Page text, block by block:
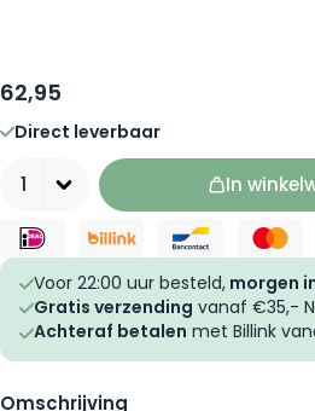
62,95
Direct leverbaar
In
Voor 22:00 uur besteld, morgen
Gratis verzending vanaf €35,-
Achteraf betalen met Billink
Omschrijving